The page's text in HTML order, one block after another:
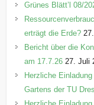
e
n
Grünes Blätt’l 08/
erträgt die Erde?
Bericht über die
am 17.7.26 27. Juli
Herzliche
Gartens der TU